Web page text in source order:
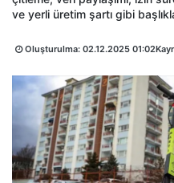
ve yerli üretim şartı gibi
Oluşturulma: 02.12.2025 01:02